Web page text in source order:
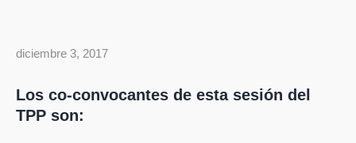
diciembre 3, 2017
Los co-convocantes de esta sesión del
TPP son: